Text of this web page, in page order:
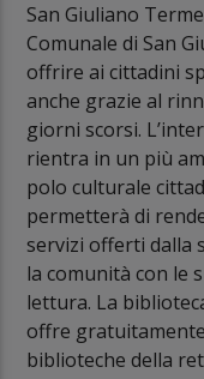
San Giuliano
Comunale di San
offrire ai cittadini
anche grazie al
giorni scorsi.
rientra in un più
polo culturale
permetterà di
servizi offerti
la comunità con le
lettura. La
offre
biblioteche della